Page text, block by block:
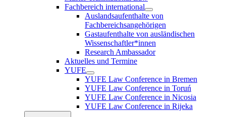
Fachbereich international
Auslandsaufenthalte von
Fachbereichsangehörigen
Gastaufenthalte von ausländischen
Wissenschaftler*innen
Research Ambassador
Aktuelles und Termine
YUFE
YUFE Law Conference in Bremen
YUFE Law Conference in Toruń
YUFE Law Conference in Nicosia
YUFE Law Conference in Rijeka